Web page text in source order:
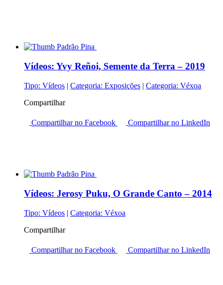
Vídeos: Yvy Reñoi, Semente da Terra – 2019
Tipo: Vídeos | Categoria: Exposições | Categoria: Véxoa
Compartilhar
Compartilhar no Facebook Compartilhar no LinkedIn
Vídeos: Jerosy Puku, O Grande Canto – 2014
Tipo: Vídeos | Categoria: Véxoa
Compartilhar
Compartilhar no Facebook Compartilhar no LinkedIn